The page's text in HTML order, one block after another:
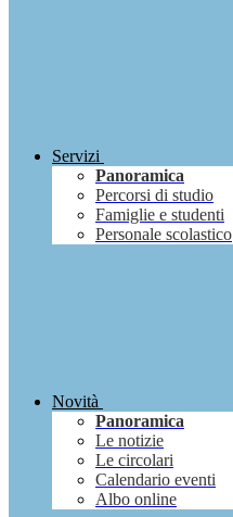
Servizi
Panoramica
Percorsi di studio
Famiglie e studenti
Personale scolastico
Novità
Panoramica
Le notizie
Le circolari
Calendario eventi
Albo online